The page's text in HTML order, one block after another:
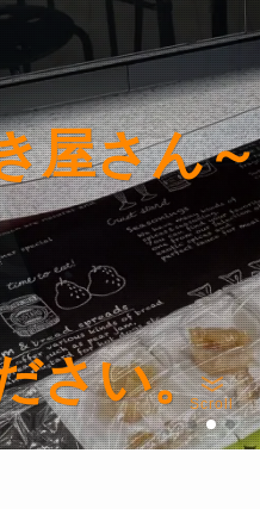
屋さん～
さい。
屋さん～
さい。
屋さん～
さい。
屋さん～
さい。
屋さん～
さい。Scroll